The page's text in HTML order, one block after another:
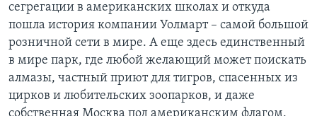
сегрегации в американских школах и откуда
пошла история компании Уолмарт – самой большой
розничной сети в мире. А еще здесь единственный
в мире парк, где любой желающий может поискать
алмазы, частный приют для тигров, спасенных из
цирков и любительских зоопарков, и даже